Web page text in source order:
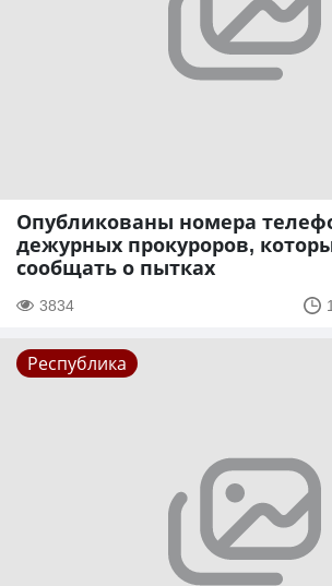
Опубликованы номера
дежурных прокуроров,
сообщать о пытках
3834
Республика